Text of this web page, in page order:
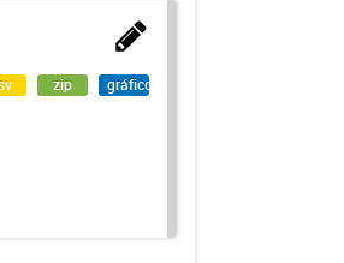
zip gráfico